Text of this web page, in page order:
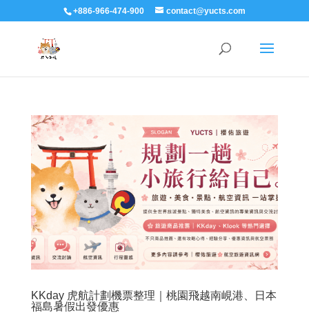
+886-966-474-900 contact@yucts.com
KKday 虎航計劃機票整理｜桃園飛越南峴港、日本
福島暑假出發優惠